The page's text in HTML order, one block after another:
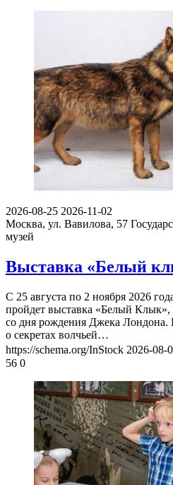
2026-08-25 2026-11-02
Москва, ул. Вавилова, 57
музей
Выставка «Белый
С 25 августа по 2 ноября 2026
пройдет выставка «Белый
со дня рождения Джека Лондона.
о секретах волчьей…
https://schema.org/InStock 2026-08-
56 0